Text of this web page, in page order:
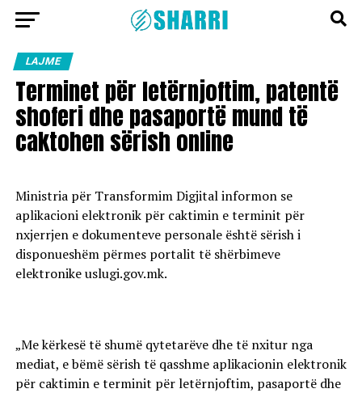
LAJME
Terminet për letërnjoftim, patentë
shoferi dhe pasaportë mund të
caktohen sërish online
Ministria për Transformim Digjital informon se
aplikacioni elektronik për caktimin e terminit për
nxjerrjen e dokumenteve personale është sërish i
disponueshëm përmes portalit të shërbimeve
elektronike uslugi.gov.mk.
„Me kërkesë të shumë qytetarëve dhe të nxitur nga
mediat, e bëmë sërish të qasshme aplikacionin elektronik
për caktimin e terminit për letërnjoftim, pasaportë dhe